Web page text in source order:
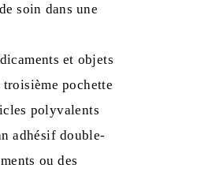
soin dans une
et objets
pochette
polyvalents
adhésif double-
ou des